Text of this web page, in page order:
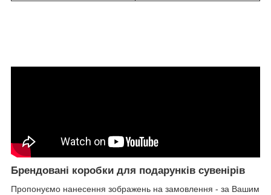
Брендовані коробки для подарунків сувенірів
Пропонуємо нанесення зображень на замовлення - за Вашим